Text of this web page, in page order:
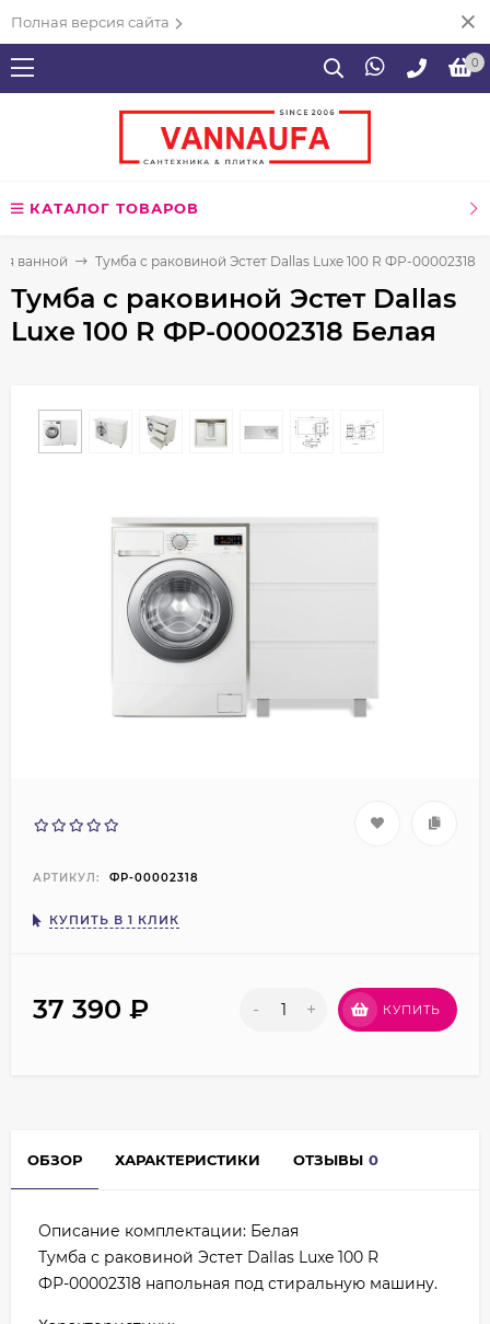
Полная версия сайта
0
КАТАЛОГ ТОВАРОВ
ванной Тумба с раковиной Эстет Dallas Luxe 100 R ФР-00002318
Тумба с раковиной Эстет Dallas
Luxe 100 R ФР-00002318 Белая
АРТИКУЛ: ФР-00002318
КУПИТЬ В 1 КЛИК
37 390 ₽ - + КУПИТЬ
ОБЗОР ХАРАКТЕРИСТИКИ ОТЗЫВЫ 0
Описание комплектации: Белая
Тумба с раковиной Эстет Dallas Luxe 100 R
ФР-00002318 напольная под стиральную машину.